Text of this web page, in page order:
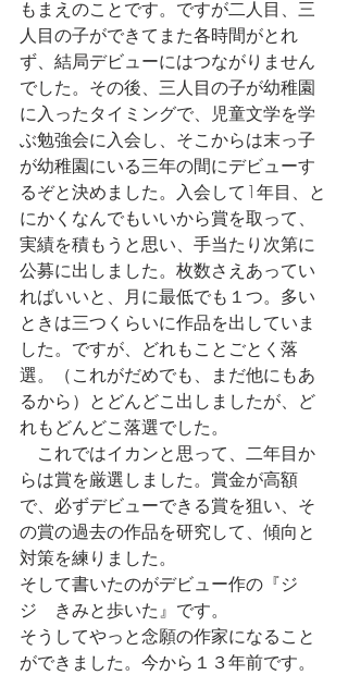
もまえのことです。ですが二人目、三
人目の子ができてまた各時間がとれ
ず、結局デビューにはつながりません
でした。その後、三人目の子が幼稚園
に入ったタイミングで、児童文学を学
ぶ勉強会に入会し、そこからは末っ子
が幼稚園にいる三年の間にデビューす
るぞと決めました。入会して1年目、と
にかくなんでもいいから賞を取って、
実績を積もうと思い、手当たり次第に
公募に出しました。枚数さえあってい
ればいいと、月に最低でも１つ。多い
ときは三つくらいに作品を出していま
した。ですが、どれもことごとく落
選。（これがだめでも、まだ他にもあ
るから）とどんどこ出しましたが、ど
れもどんどこ落選でした。
これではイカンと思って、二年目か
らは賞を厳選しました。賞金が高額
で、必ずデビューできる賞を狙い、そ
の賞の過去の作品を研究して、傾向と
対策を練りました。
そして書いたのがデビュー作の『ジ
ジ　きみと歩いた』です。
そうしてやっと念願の作家になること
ができました。今から１３年前です。